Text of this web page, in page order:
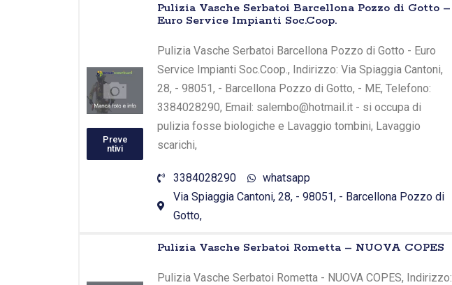
Preve
ntivi
Pulizia Vasche Serbatoi Barcellona Pozzo di Gotto –
Euro Service Impianti Soc.Coop.
Pulizia Vasche Serbatoi Barcellona Pozzo di Gotto - Euro
Service Impianti Soc.Coop., Indirizzo: Via Spiaggia Cantoni,
28, - 98051, - Barcellona Pozzo di Gotto, - ME, Telefono:
3384028290, Email: salembo@hotmail.it - si occupa di
pulizia fosse biologiche e Lavaggio tombini, Lavaggio
scarichi,
3384028290
whatsapp
Via Spiaggia Cantoni, 28, - 98051, - Barcellona Pozzo di
Gotto,
Pulizia Vasche Serbatoi Rometta – NUOVA COPES
Pulizia Vasche Serbatoi Rometta - NUOVA COPES, Indirizzo: